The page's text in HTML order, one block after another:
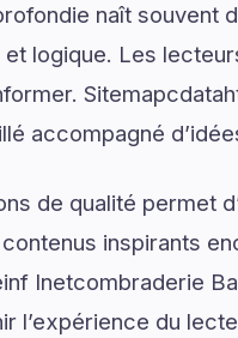
naît souvent
logique. Les
accompagné
de qualité permet
inspirants
Inetcombraderie
l’expérience du